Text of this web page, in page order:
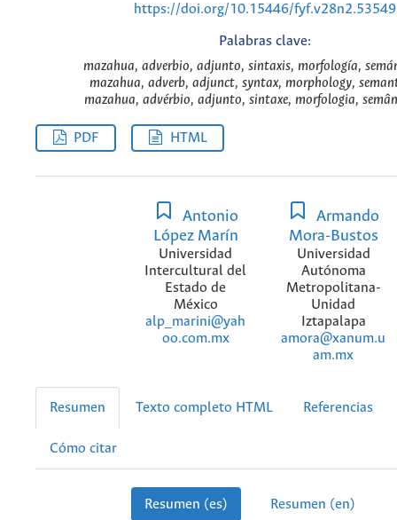
https://doi.org/10.15446/fyf.v28n2.53549
Palabras clave:
mazahua, adverbio, adjunto, sintaxis, morfología,
mazahua, adverb, adjunct, syntax, morphology,
mazahua, advérbio, adjunto, sintaxe, morfologia,
PDF HTML
Antonio
López Marín
Universidad
Intercultural del
Estado de
México
alp_marini@yah
oo.com.mx
Armando
Mora-Bustos
Universidad
Autónoma
Metropolitana-
Unidad
Iztapalapa
amora@xanum.u
am.mx
Resumen Texto completo HTML Referencias
Cómo citar
Resumen (es) Resumen (en)